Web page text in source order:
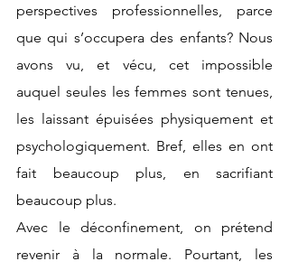
perspectives professionnelles, parce
que qui s’occupera des enfants? Nous
avons vu, et vécu, cet impossible
auquel seules les femmes sont tenues,
les laissant épuisées physiquement et
psychologiquement. Bref, elles en ont
fait beaucoup plus, en sacrifiant
beaucoup plus.
Avec le déconfinement, on prétend
revenir à la normale. Pourtant, les